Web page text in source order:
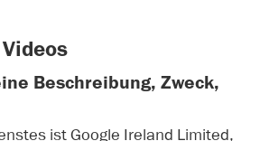
Videos
Beschreibung, Zweck,
ist Google Ireland Limited,